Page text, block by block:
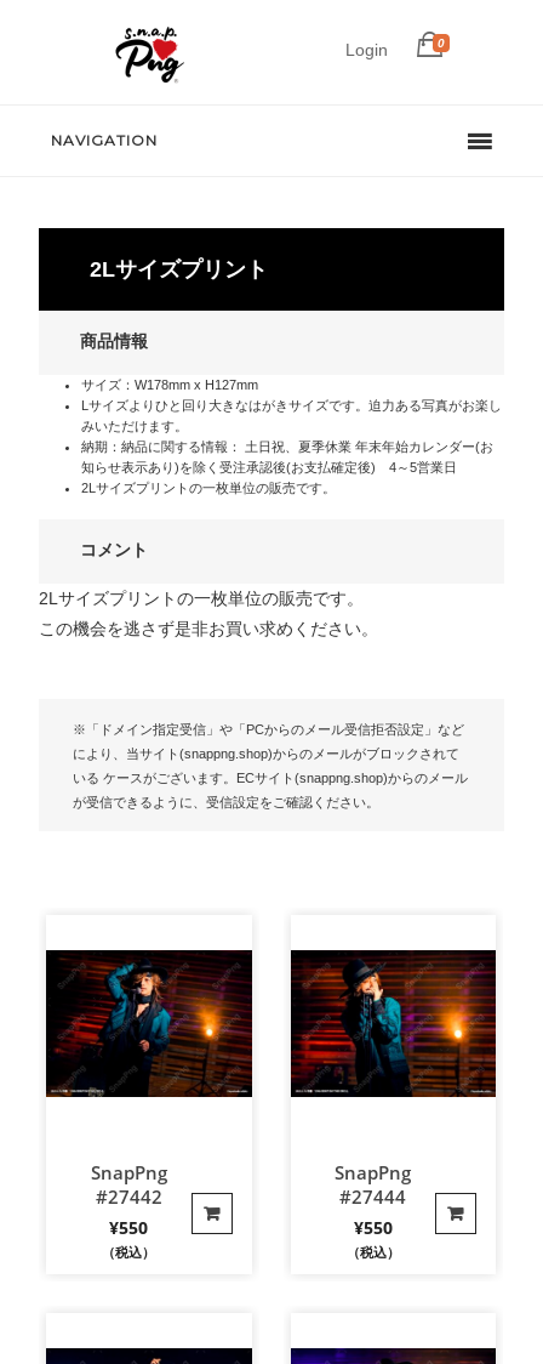
Login 0
NAVIGATION
2Lサイズプリント
商品情報
サイズ：W178mm x H127mm
Lサイズよりひと回り大きなはがきサイズです。迫力ある写真がお楽し
みいただけます。
納期：納品に関する情報： 土日祝、夏季休業 年末年始カレンダー(お
知らせ表示あり)を除く受注承認後(お支払確定後) 4～5営業日
2Lサイズプリントの一枚単位の販売です。
コメント
2Lサイズプリントの一枚単位の販売です。
この機会を逃さず是非お買い求めください。
※「ドメイン指定受信」や「PCからのメール受信拒否設定」など
により、当サイト(snappng.shop)からのメールがブロックされて
いる ケースがございます。ECサイト(snappng.shop)からのメール
が受信できるように、受信設定をご確認ください。
SnapPng
#27442
¥550
（税込）
SnapPng
#27444
¥550
（税込）